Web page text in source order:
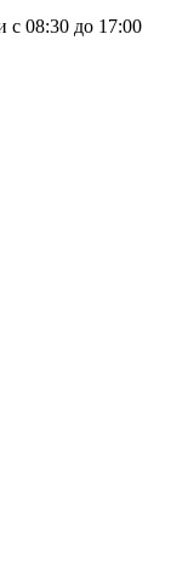
с 08:30 до 17:00